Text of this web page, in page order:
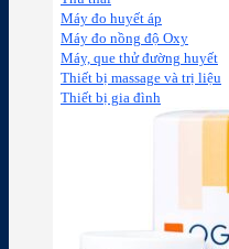
Máy đo huyết áp
Máy đo nồng độ Oxy
Máy, que thử đường huyết
Thiết bị massage và trị liệu
Thiết bị gia đình